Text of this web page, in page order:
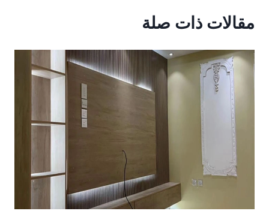
مقالات ذات صلة